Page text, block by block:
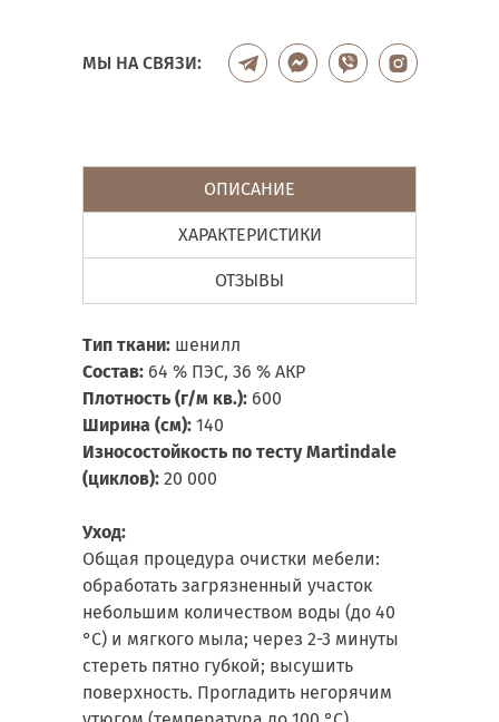
МЫ НА СВЯЗИ:
ОПИСАНИЕ
ХАРАКТЕРИСТИКИ
ОТЗЫВЫ
Тип ткани: шенилл
Состав: 64 % ПЭС, 36 % АКР
Плотность (г/м кв.): 600
Ширина (см): 140
Износостойкость по тесту Martindale
(циклов): 20 000
Уход:
Общая процедура очистки мебели:
обработать загрязненный участок
небольшим количеством воды (до 40
°С) и мягкого мыла; через 2-3 минуты
стереть пятно губкой; высушить
поверхность. Прогладить негорячим